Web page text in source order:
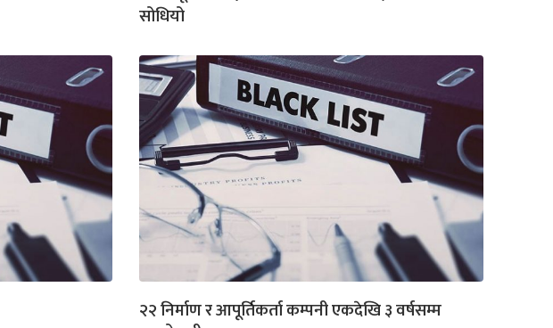
सोधियो
२२ निर्माण र आपूर्तिकर्ता कम्पनी एकदेखि ३ वर्षसम्म